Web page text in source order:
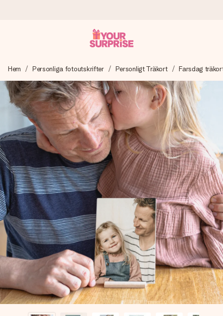
Vi skapar din gåva med omsorg och skickar den blixtsnabbt
– så att du kan ge den i precis rätt tid, när det betyder som
mest.
4,6 (baserat på +15 000 recensioner)
Våra gåvor inspirerar. Kunder ger oss 4,6 på Google
Reviews.
Gratis hälsning
Skapa något unikt med bara några få steg – med hennes
namn, ditt foto eller ett meddelande som verkligen berör
hennes hjärta. Inget krångel, bara med all kärlek för stunden.
Hem Personliga fotoutskrifter Personligt Träkort Farsdag